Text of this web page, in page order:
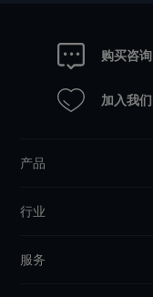
购买咨询
加入我们
产品
行业
服务